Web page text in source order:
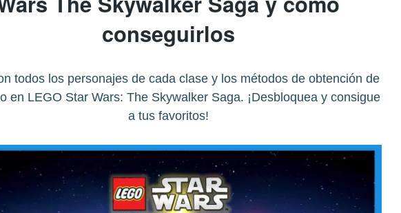
conseguirlos
todos los personajes de cada clase y los métodos de obtención de
en LEGO Star Wars: The Skywalker Saga. ¡Desbloquea y consigue
a tus favoritos!